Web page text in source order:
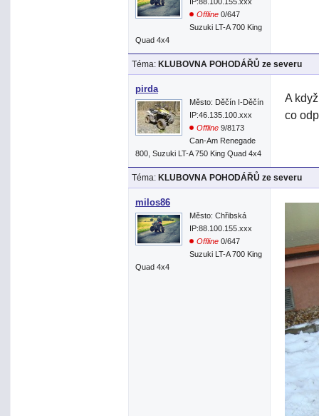
Offline 0/647
Suzuki LT-A 700 King
Quad 4x4
Téma: KLUBOVNA POHODÁŘŮ ze severu
pirda
Město: Děčín I-Děčín
IP:46.135.100.xxx
Offline 9/8173
Can-Am Renegade
800, Suzuki LT-A 750 King Quad 4x4
A
co
Téma: KLUBOVNA POHODÁŘŮ ze severu
milos86
Město: Chřibská
IP:88.100.155.xxx
Offline 0/647
Suzuki LT-A 700 King
Quad 4x4